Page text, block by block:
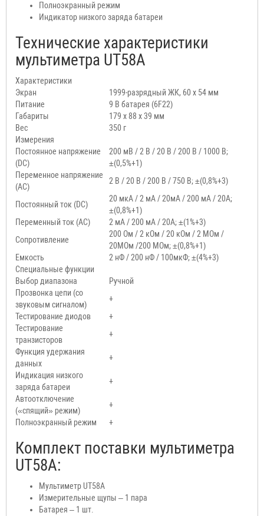
Полноэкранный режим
Индикатор низкого заряда батареи
Технические характеристики
мультиметра UT58A
Характеристики
Экран
1999-разрядный ЖК, 60 x 54 мм
Питание
9 В батарея (6F22)
Габариты
179 x 88 x 39 мм
Вес
350 г
Измерения
Постоянное напряжение
(DC)
200 мВ / 2 В / 20 В / 200 В / 1000 В;
±(0,5%+1)
Переменное напряжение
(AC)
2 В / 20 В / 200 В / 750 В; ±(0,8%+3)
Постоянный ток (DC)
20 мкА / 2 мА / 20мА / 200 мА / 20А;
±(0,8%+1)
Переменный ток (AC)
2 мА / 200 мА / 20А; ±(1%+3)
Сопротивление
200 Ом / 2 кОм / 20 кОм / 2 МОм /
20МОм /200 МОм; ±(0,8%+1)
Емкость
2 нФ / 200 нФ / 100мкФ; ±(4%+3)
Специальные функции
Выбор диапазона
Ручной
Прозвонка цепи (со
звуковым сигналом)
+
Тестирование диодов
+
Тестирование
транзисторов
+
Функция удержания
данных
+
Индикация низкого
заряда батареи
+
Автоотключение
(«спящий» режим)
+
Полноэкранный режим
+
Комплект поставки мультиметра
UT58A:
Мультиметр UT58A
Измерительные щупы – 1 пара
Батарея – 1 шт.